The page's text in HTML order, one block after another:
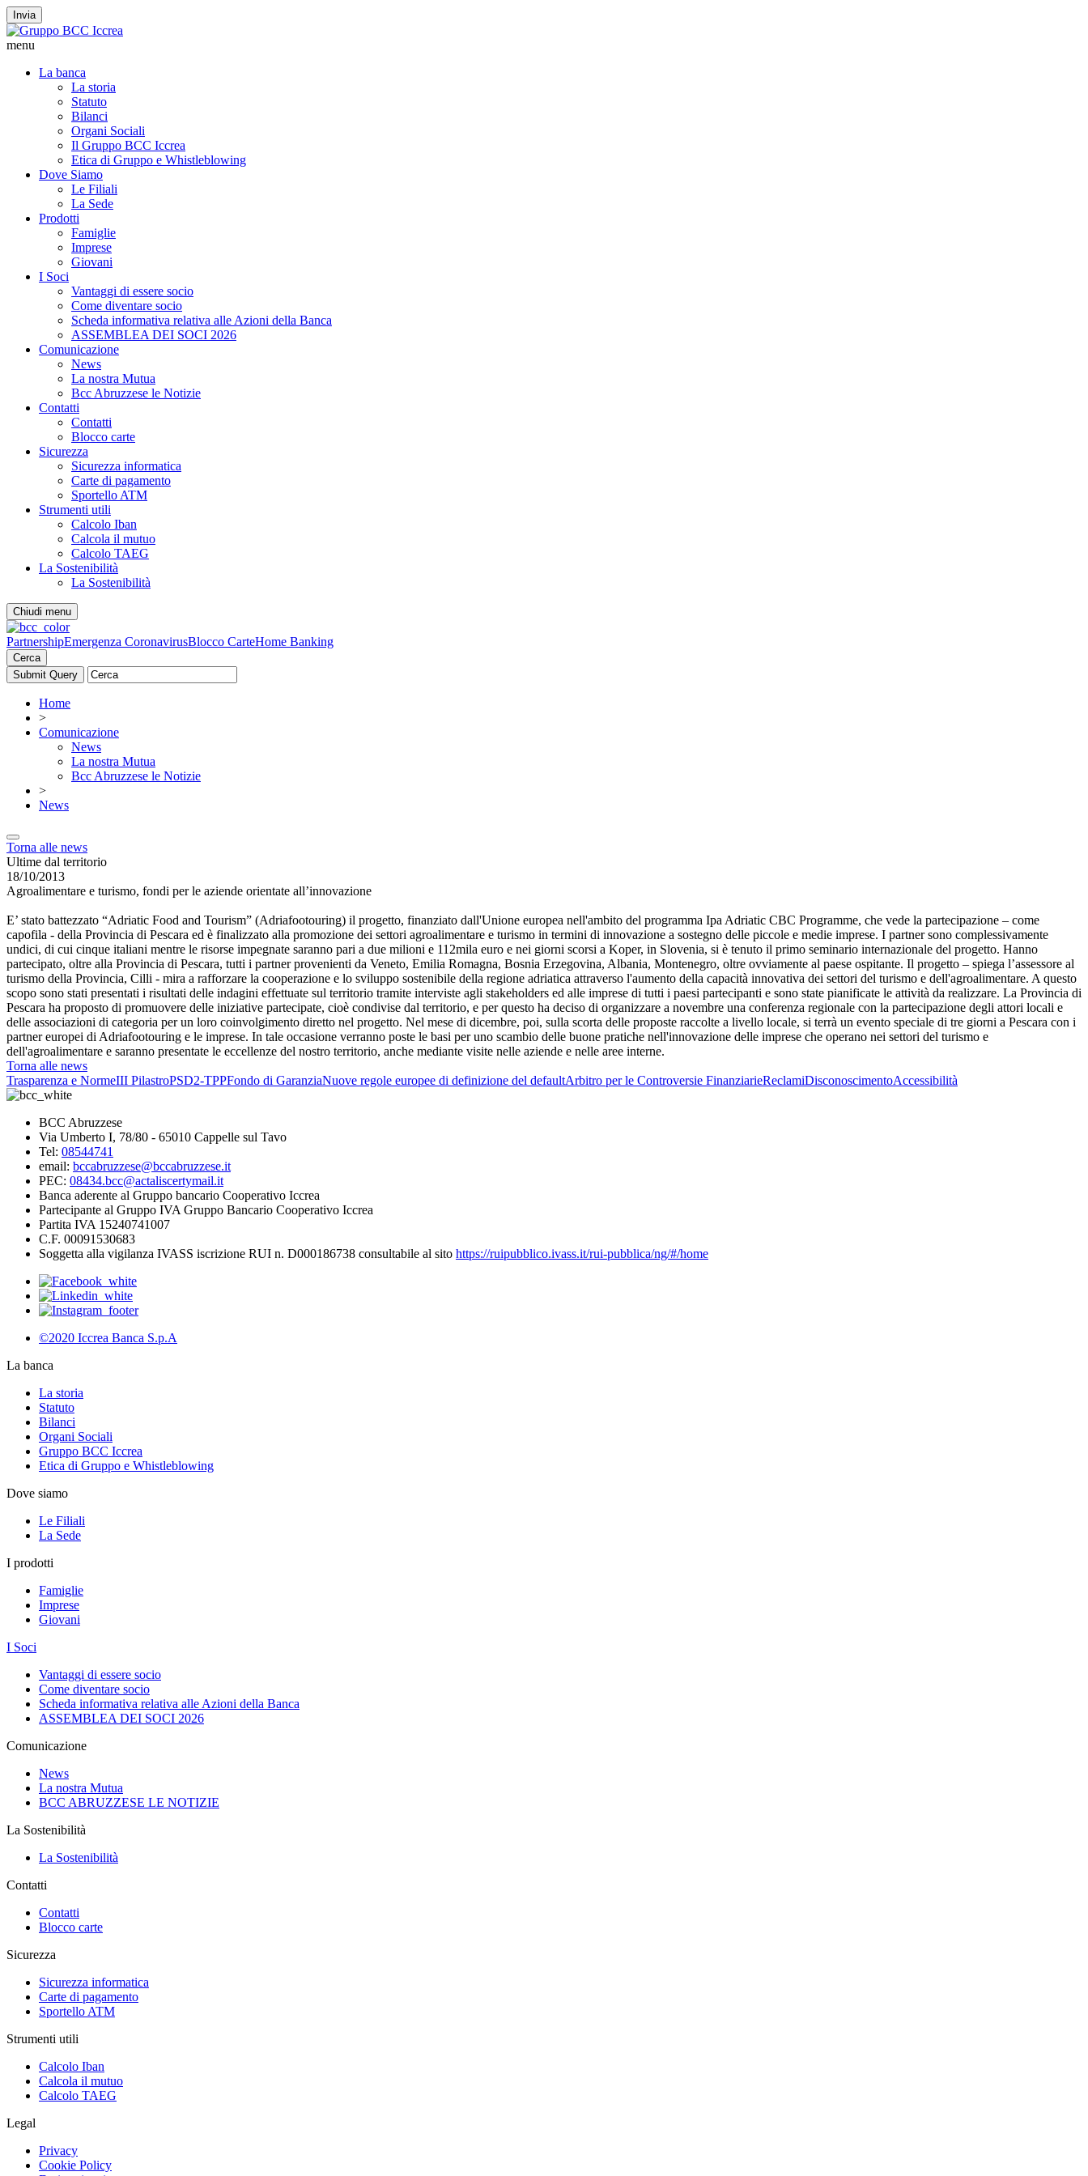
Invia
menu
La banca
La storia
Statuto
Bilanci
Organi Sociali
Il Gruppo BCC Iccrea
Etica di Gruppo e Whistleblowing
Dove Siamo
Le Filiali
La Sede
Prodotti
Famiglie
Imprese
Giovani
I Soci
Vantaggi di essere socio
Come diventare socio
Scheda informativa relativa alle Azioni della Banca
ASSEMBLEA DEI SOCI 2026
Comunicazione
News
La nostra Mutua
Bcc Abruzzese le Notizie
Contatti
Contatti
Blocco carte
Sicurezza
Sicurezza informatica
Carte di pagamento
Sportello ATM
Strumenti utili
Calcolo Iban
Calcola il mutuo
Calcolo TAEG
La Sostenibilità
La Sostenibilità
Chiudi menu
PartnershipEmergenza CoronavirusBlocco CarteHome Banking
Cerca
Home
>
Comunicazione
News
La nostra Mutua
Bcc Abruzzese le Notizie
>
News
Torna alle news
Ultime dal territorio
18/10/2013
Agroalimentare e turismo, fondi per le aziende orientate all’innovazione
E’ stato battezzato “Adriatic Food and Tourism” (Adriafootouring) il progetto, finanziato dall'Unione europea nell'ambito del programma Ipa Adriatic CBC Programme, che vede la partecipazione – come
capofila - della Provincia di Pescara ed è finalizzato alla promozione dei settori agroalimentare e turismo in termini di innovazione a sostegno delle piccole e medie imprese. I partner sono complessivamente
undici, di cui cinque italiani mentre le risorse impegnate saranno pari a due milioni e 112mila euro e nei giorni scorsi a Koper, in Slovenia, si è tenuto il primo seminario internazionale del progetto. Hanno
partecipato, oltre alla Provincia di Pescara, tutti i partner provenienti da Veneto, Emilia Romagna, Bosnia Erzegovina, Albania, Montenegro, oltre ovviamente al paese ospitante. Il progetto – spiega l’assessore al
turismo della Provincia, Cilli - mira a rafforzare la cooperazione e lo sviluppo sostenibile della regione adriatica attraverso l'aumento della capacità innovativa dei settori del turismo e dell'agroalimentare. A questo
scopo sono stati presentati i risultati delle indagini effettuate sul territorio tramite interviste agli stakeholders ed alle imprese di tutti i paesi partecipanti e sono state pianificate le attività da realizzare. La Provincia di
Pescara ha proposto di promuovere delle iniziative partecipate, cioè condivise dal territorio, e per questo ha deciso di organizzare a novembre una conferenza regionale con la partecipazione degli attori locali e
delle associazioni di categoria per un loro coinvolgimento diretto nel progetto. Nel mese di dicembre, poi, sulla scorta delle proposte raccolte a livello locale, si terrà un evento speciale di tre giorni a Pescara con i
partner europei di Adriafootouring e le imprese. In tale occasione verranno poste le basi per uno scambio delle buone pratiche nell'innovazione delle imprese che operano nei settori del turismo e
dell'agroalimentare e saranno presentate le eccellenze del nostro territorio, anche mediante visite nelle aziende e nelle aree interne.
Torna alle news
Trasparenza e NormeIII PilastroPSD2-TPPFondo di GaranziaNuove regole europee di definizione del defaultArbitro per le Controversie FinanziarieReclamiDisconoscimentoAccessibilità
BCC Abruzzese
Via Umberto I, 78/80 - 65010 Cappelle sul Tavo
Tel: 08544741
email: bccabruzzese@bccabruzzese.it
PEC: 08434.bcc@actaliscertymail.it
Banca aderente al Gruppo bancario Cooperativo Iccrea
Partecipante al Gruppo IVA Gruppo Bancario Cooperativo Iccrea
Partita IVA 15240741007
C.F. 00091530683
Soggetta alla vigilanza IVASS iscrizione RUI n. D000186738 consultabile al sito https://ruipubblico.ivass.it/rui-pubblica/ng/#/home
©2020 Iccrea Banca S.p.A
La banca
La storia
Statuto
Bilanci
Organi Sociali
Gruppo BCC Iccrea
Etica di Gruppo e Whistleblowing
Dove siamo
Le Filiali
La Sede
I prodotti
Famiglie
Imprese
Giovani
I Soci
Vantaggi di essere socio
Come diventare socio
Scheda informativa relativa alle Azioni della Banca
ASSEMBLEA DEI SOCI 2026
Comunicazione
News
La nostra Mutua
BCC ABRUZZESE LE NOTIZIE
La Sostenibilità
La Sostenibilità
Contatti
Contatti
Blocco carte
Sicurezza
Sicurezza informatica
Carte di pagamento
Sportello ATM
Strumenti utili
Calcolo Iban
Calcola il mutuo
Calcolo TAEG
Legal
Privacy
Cookie Policy